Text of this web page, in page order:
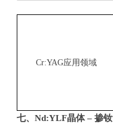
Cr:YAG应用领域
七、Nd:YLF晶体–掺